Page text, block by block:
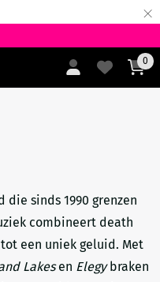
×
0
die sinds 1990 grenzen
combineert death
een uniek geluid. Met
Lakesen Elegybraken